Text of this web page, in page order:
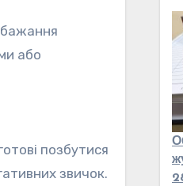
бажання
або
позбутися
звичок.